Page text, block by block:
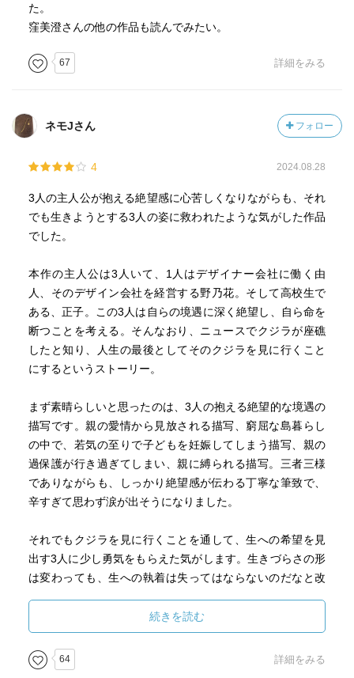
的にはぜんぜんまったく大丈夫』、そして『その体験を糧
い。『どんなことが起こってもミカさえいれば大丈夫』と
思う由人でしたが、『年明け早々』『祖母が亡くな』りま
てくれた』という祖母の葬儀に出た由人は『疲れと哀しさ
と緊張と、胸のあたりを大砲で吹き飛ばされたような喪失
ンションに向かった』由人は、『緊急のとき以外、勝手に
部屋には入らないでほしい』と言われて渡されていた『合
い鍵』で中へと入りました。電気が消えた室内で、『寝室
装着し』てつながりあうミカと男の姿がありました。『ビ
ニール袋が由人の手からすべり落ち』た音で『ミカが驚い
た顔をして』振り返ります。『なんで』と『やっとの思い
で言葉を発した由人』。その日以降、『仕事の合間を縫っ
て、何度もミカの携帯に電話』をするも連絡がつかないた
っておいて…』と言い、『今度は浮気じゃないからね』と
言うと扉の向こうに消えました。主人公の一人を務める中
島野々花(なかしま ののか)が社長を務める『デザイン会
社』で働く由人。迷いの中に生きる由人が思い悩みながら
も生きていく日々が描かれていきます。
だというニュースが流れました。潮を吹いている様子がテ
レビでも大きく報道された体長8メートルにもなるというク
ジラ。そんな中に、新年五冊目の作品を探していた私は、
まい、大急ぎで手にしたというのがこの作品の読書&レビュ
セットで選んでから読み始めます。そんな選書はその作家
た。
窪美澄さんの他の作品も読んでみたい。
67 詳細をみる
ネモJさん フォロー
4 2024.08.28
3人の主人公が抱える絶望感に心苦しくなりながらも、それ
でも生きようとする3人の姿に救われたような気がした作品
でした。
本作の主人公は3人いて、1人はデザイナー会社に働く由
人、そのデザイン会社を経営する野乃花。そして高校生で
ある、正子。この3人は自らの境遇に深く絶望し、自ら命を
断つことを考える。そんなおり、ニュースでクジラが座礁
したと知り、人生の最後としてそのクジラを見に行くこと
にするというストーリー。
まず素晴らしいと思ったのは、3人の抱える絶望的な境遇の
描写です。親の愛情から見放される描写、窮屈な島暮らし
の中で、若気の至りで子どもを妊娠してしまう描写、親の
過保護が行き過ぎてしまい、親に縛られる描写。三者三様
でありながらも、しっかり絶望感が伝わる丁寧な筆致で、
辛すぎて思わず涙が出そうになりました。
それでもクジラを見に行くことを通して、生への希望を見
出す3人に少し勇気をもらえた気がします。生きづらさの形
は変わっても、生への執着は失ってはならないのだなと改
続きを読む
64 詳細をみる